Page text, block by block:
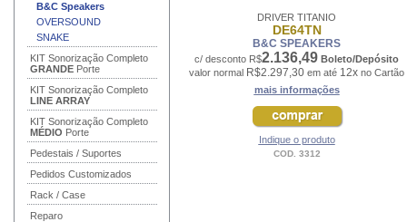
B&C Speakers
OVERSOUND
SNAKE
KIT Sonorização Completo
GRANDE Porte
KIT Sonorização Completo
LINE ARRAY
KIT Sonorização Completo
MÉDIO Porte
Pedestais / Suportes
Pedidos Customizados
Rack / Case
Reparo
DRIVER TITANIO
DE64TN
B&C SPEAKERS
c/ desconto R$2.136,49 Boleto/Depósito
valor normal R$2.297,30 em até 12x no Cartão
mais informações
Indique o produto
COD. 3312